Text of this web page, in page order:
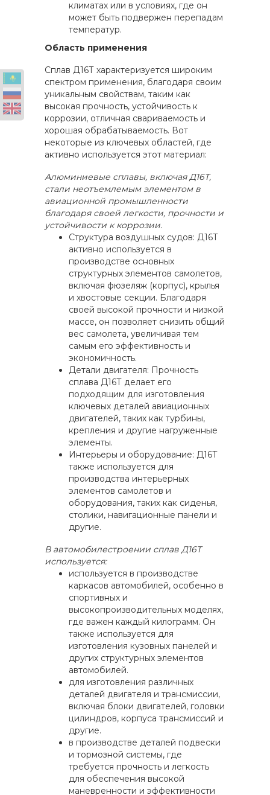
климатах или в условиях, где он
может быть подвержен перепадам
температур.
Область применения
Сплав Д16Т характеризуется широким
спектром применения, благодаря своим
уникальным свойствам, таким как
высокая прочность, устойчивость к
коррозии, отличная свариваемость и
хорошая обрабатываемость. Вот
некоторые из ключевых областей, где
активно используется этот материал:
Алюминиевые сплавы, включая Д16Т,
стали неотъемлемым элементом в
авиационной промышленности
благодаря своей легкости, прочности и
устойчивости к коррозии.
Структура воздушных судов: Д16Т
активно используется в
производстве основных
структурных элементов самолетов,
включая фюзеляж (корпус), крылья
и хвостовые секции. Благодаря
своей высокой прочности и низкой
массе, он позволяет снизить общий
вес самолета, увеличивая тем
самым его эффективность и
экономичность.
Детали двигателя: Прочность
сплава Д16Т делает его
подходящим для изготовления
ключевых деталей авиационных
двигателей, таких как турбины,
крепления и другие нагруженные
элементы.
Интерьеры и оборудование: Д16Т
также используется для
производства интерьерных
элементов самолетов и
оборудования, таких как сиденья,
столики, навигационные панели и
другие.
В автомобилестроении сплав Д16Т
используется:
используется в производстве
каркасов автомобилей, особенно в
спортивных и
высокопроизводительных моделях,
где важен каждый килограмм. Он
также используется для
изготовления кузовных панелей и
других структурных элементов
автомобилей.
для изготовления различных
деталей двигателя и трансмиссии,
включая блоки двигателей, головки
цилиндров, корпуса трансмиссий и
другие.
в производстве деталей подвески
и тормозной системы, где
требуется прочность и легкость
для обеспечения высокой
маневренности и эффективности